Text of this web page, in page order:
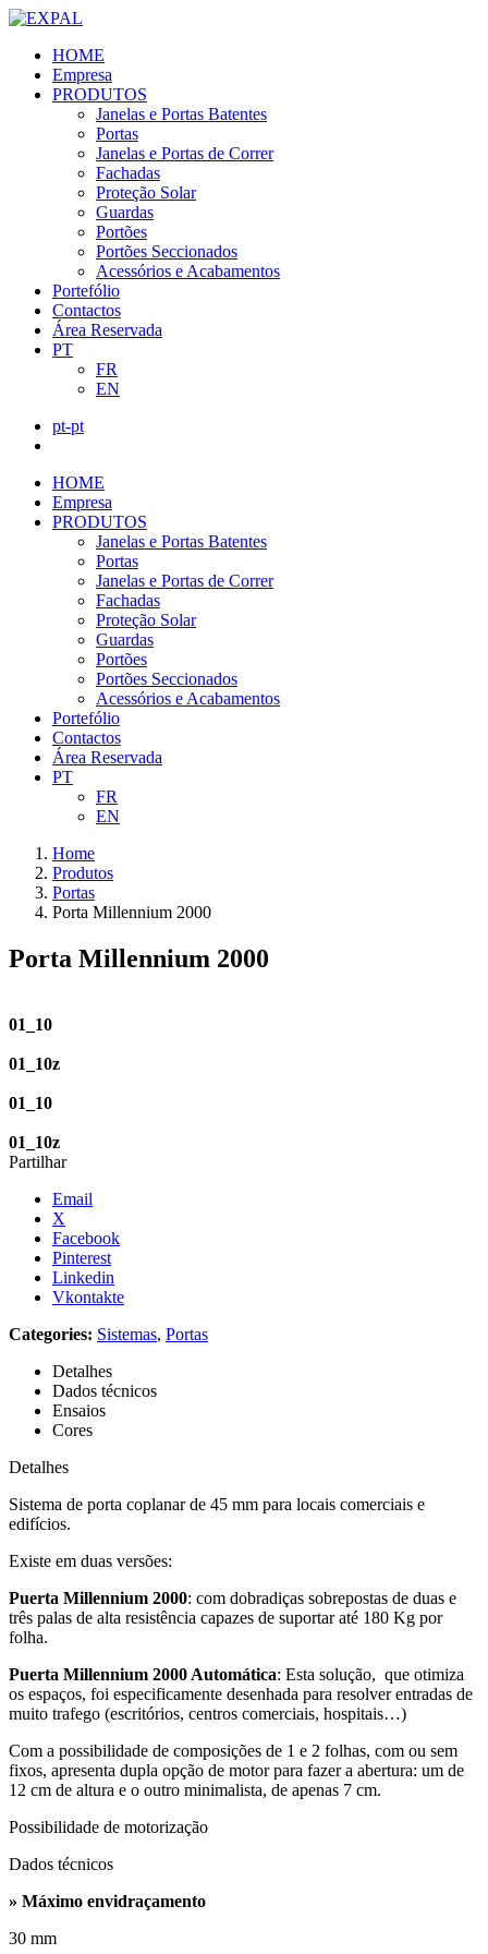
HOME
Empresa
PRODUTOS
Janelas e Portas Batentes
Portas
Janelas e Portas de Correr
Fachadas
Proteção Solar
Guardas
Portões
Portões Seccionados
Acessórios e Acabamentos
Portefólio
Contactos
Área Reservada
PT
FR
EN
pt-pt
HOME
Empresa
PRODUTOS
Janelas e Portas Batentes
Portas
Janelas e Portas de Correr
Fachadas
Proteção Solar
Guardas
Portões
Portões Seccionados
Acessórios e Acabamentos
Portefólio
Contactos
Área Reservada
PT
FR
EN
Home
Produtos
Portas
Porta Millennium 2000
Porta Millennium 2000
01_10
01_10z
01_10
01_10z
Partilhar
Email
X
Facebook
Pinterest
Linkedin
Vkontakte
Categories: Sistemas, Portas
Detalhes
Dados técnicos
Ensaios
Cores
Detalhes
Sistema de porta coplanar de 45 mm para locais comerciais e
edifícios.
Existe em duas versões:
Puerta Millennium 2000: com dobradiças sobrepostas de duas e
três palas de alta resistência capazes de suportar até 180 Kg por
folha.
Puerta Millennium 2000 Automática: Esta solução, que otimiza
os espaços, foi especificamente desenhada para resolver entradas de
muito trafego (escritórios, centros comerciais, hospitais…)
Com a possibilidade de composições de 1 e 2 folhas, com ou sem
fixos, apresenta dupla opção de motor para fazer a abertura: um de
12 cm de altura e o outro minimalista, de apenas 7 cm.
Possibilidade de motorização
Dados técnicos
» Máximo envidraçamento
30 mm